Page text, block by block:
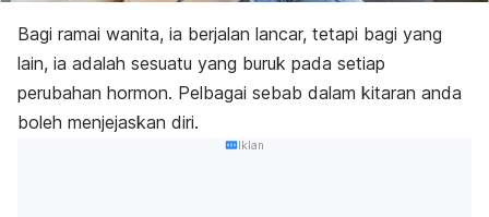
Bagi ramai wanita, ia berjalan lancar, tetapi bagi yang
lain, ia adalah sesuatu yang buruk pada setiap
perubahan hormon. Pelbagai sebab dalam kitaran anda
boleh menjejaskan diri.
Iklan